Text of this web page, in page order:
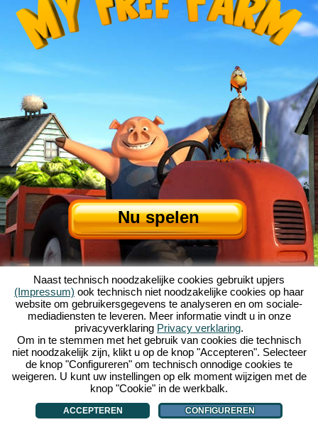
Nu spelen
Over My Free Farm|Het verhaal van dit browserspel|De mogelijkheden
AGV|Impressum|Privacybeleid|Regels| Forum|Support|
My Free Farm 2 App |Google Play|App Store|
Browsergames - Upjers.com| Cookies beheren
Naast technisch noodzakelijke cookies gebruikt upjers
(Impressum) ook technisch niet noodzakelijke cookies op haar
website om gebruikersgegevens te analyseren en om sociale-
mediadiensten te leveren. Meer informatie vindt u in onze
privacyverklaring Privacy verklaring.
Om in te stemmen met het gebruik van cookies die technisch
niet noodzakelijk zijn, klikt u op de knop "Accepteren". Selecteer
de knop "Configureren" om technisch onnodige cookies te
weigeren. U kunt uw instellingen op elk moment wijzigen met de
knop "Cookie" in de werkbalk.
ACCEPTEREN CONFIGUREREN